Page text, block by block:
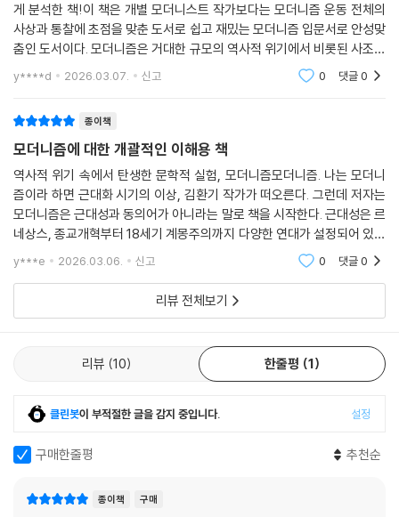
게 분석한 책!이 책은 개별 모더니스트 작가보다는 모더니즘 운동 전체의
사상과 통찰에 초점을 맞춘 도서로 쉽고 재밌는 모더니즘 입문서로 안성맞
춤인 도서이다. 모더니즘은 거대한 규모의 역사적 위기에서 비롯된 사조로
단절, 파편, 생략, 불명료함, 부조화, 다중 관점 등으로의 역사를 표현하기
위한 일련의
y****d 2026.03.07. 신고 0 댓글0
종이책
모더니즘에 대한 개괄적인 이해용 책
역사적 위기 속에서 탄생한 문학적 실험, 모더니즘모더니즘. 나는 모더니
즘이라 하면 근대화 시기의 이상, 김환기 작가가 떠오른다. 그런데 저자는
모더니즘은 근대성과 동의어가 아니라는 말로 책을 시작한다. 근대성은 르
네상스, 종교개혁부터 18세기 계몽주의까지 다양한 연대가 설정되어 있는
반면 모더니즘은 합리주의, 도시화, 산업 자본주의, 식민주의 및 제국주의
가 도래하던 또
y***e 2026.03.06. 신고 0 댓글0
리뷰 전체보기
리뷰 10 한줄평 1
클린봇이 부적절한 글을 감지 중입니다. 설정
구매한줄평 추천순
종이책 구매